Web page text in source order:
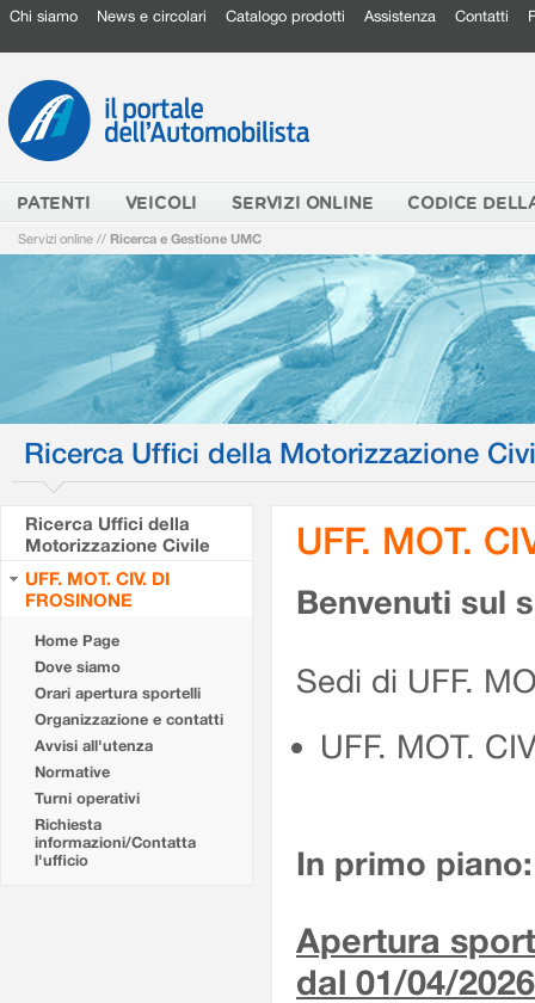
Chi siamo News e circolari Catalogo prodotti Assistenza Contatti
PATENTI VEICOLI SERVIZI ONLINE CODICE
Servizi online // Ricerca e Gestione UMC
Ricerca Uffici della Motorizzazione
Ricerca Uffici della
Motorizzazione Civile
UFF. MOT. CIV. DI
FROSINONE
Home Page
Dove siamo
Orari apertura sportelli
Organizzazione e contatti
Avvisi all'utenza
Normative
Turni operativi
Richiesta
informazioni/Contatta
l'ufficio
UFF. MOT.
Benvenuti sul
Sedi di UFF.
UFF. MOT.
In primo piano:
Apertura
dal 01/04/2026